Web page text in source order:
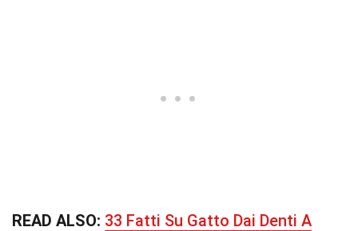
READ ALSO: 33 Fatti Su Gatto Dai Denti A